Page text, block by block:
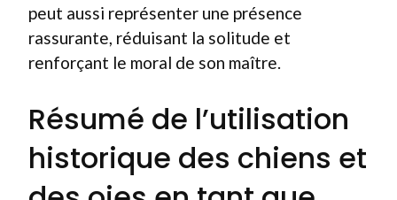
peut aussi représenter une présence
rassurante, réduisant la solitude et
renforçant le moral de son maître.
Résumé de l’utilisation
historique des chiens et